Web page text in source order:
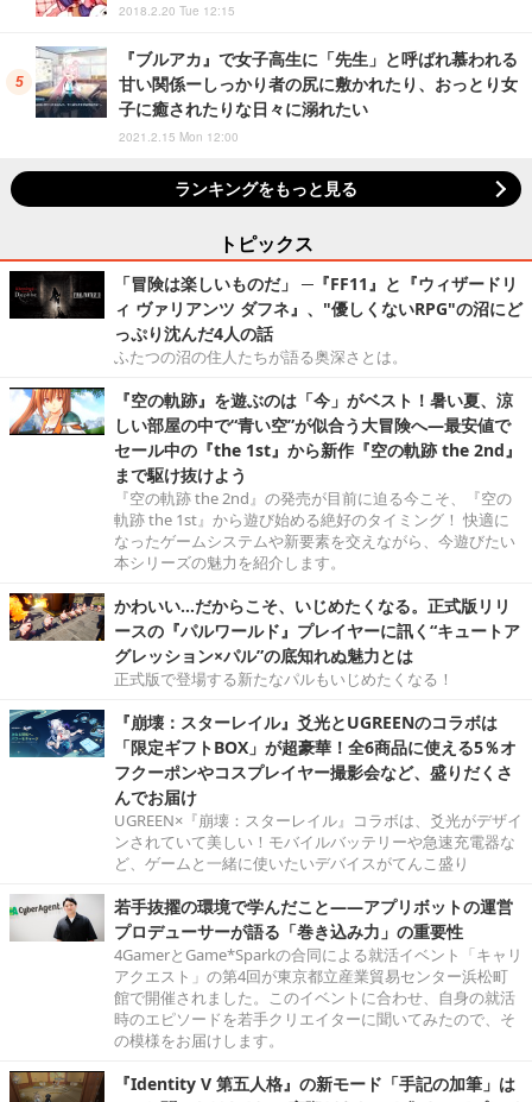
2018.2.20 Tue 12:15
『ブルアカ』で女子高生に「先生」と呼ばれ慕われる
甘い関係ーしっかり者の尻に敷かれたり、おっとり女
子に癒されたりな日々に溺れたい
2021.2.15 Mon 12:00
ランキングをもっと見る
トピックス
「冒険は楽しいものだ」 ─『FF11』と『ウィザードリ
ィ ヴァリアンツ ダフネ』、"優しくないRPG"の沼にど
っぷり沈んだ4人の話
ふたつの沼の住人たちが語る奥深さとは。
『空の軌跡』を遊ぶのは「今」がベスト！暑い夏、涼
しい部屋の中で“青い空”が似合う大冒険へ―最安値で
セール中の『the 1st』から新作『空の軌跡 the 2nd』
まで駆け抜けよう
『空の軌跡 the 2nd』の発売が目前に迫る今こそ、『空の
軌跡 the 1st』から遊び始める絶好のタイミング！ 快適に
なったゲームシステムや新要素を交えながら、今遊びたい
本シリーズの魅力を紹介します。
かわいい…だからこそ、いじめたくなる。正式版リリ
ースの『パルワールド』プレイヤーに訊く“キュートア
グレッション×パル”の底知れぬ魅力とは
正式版で登場する新たなパルもいじめたくなる！
『崩壊：スターレイル』爻光とUGREENのコラボは
「限定ギフトBOX」が超豪華！全6商品に使える5％オ
フクーポンやコスプレイヤー撮影会など、盛りだくさ
んでお届け
UGREEN×『崩壊：スターレイル』コラボは、爻光がデザイ
ンされていて美しい！モバイルバッテリーや急速充電器な
ど、ゲームと一緒に使いたいデバイスがてんこ盛り
若手抜擢の環境で学んだこと――アプリボットの運営
プロデューサーが語る「巻き込み力」の重要性
4GamerとGame*Sparkの合同による就活イベント「キャリ
アクエスト」の第4回が東京都立産業貿易センター浜松町
館で開催されました。このイベントに合わせ、自身の就活
時のエピソードを若手クリエイターに聞いてみたので、そ
の模様をお届けします。
『Identity V 第五人格』の新モード「手記の加筆」は